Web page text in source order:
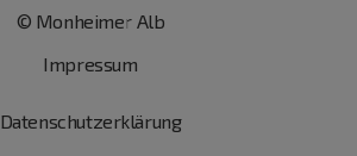
© Monheimer Alb
Impressum
Datenschutzerklärung